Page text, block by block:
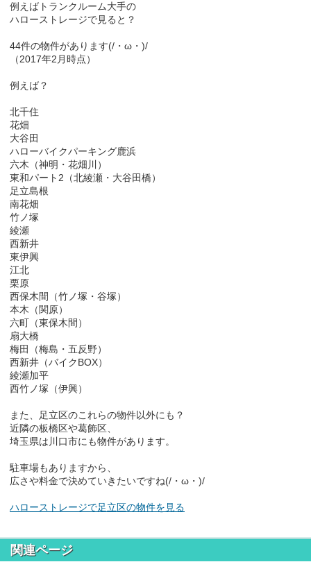
例えばトランクルーム大手の
ハローストレージで見ると？
44件の物件があります(/・ω・)/
（2017年2月時点）
例えば？
北千住
花畑
大谷田
ハローバイクパーキング鹿浜
六木（神明・花畑川）
東和パート2（北綾瀬・大谷田橋）
足立島根
南花畑
竹ノ塚
綾瀬
西新井
東伊興
江北
栗原
西保木間（竹ノ塚・谷塚）
本木（関原）
六町（東保木間）
扇大橋
梅田（梅島・五反野）
西新井（バイクBOX）
綾瀬加平
西竹ノ塚（伊興）
また、足立区のこれらの物件以外にも？
近隣の板橋区や葛飾区、
埼玉県は川口市にも物件があります。
駐車場もありますから、
広さや料金で決めていきたいですね(/・ω・)/
ハローストレージで足立区の物件を見る
関連ページ